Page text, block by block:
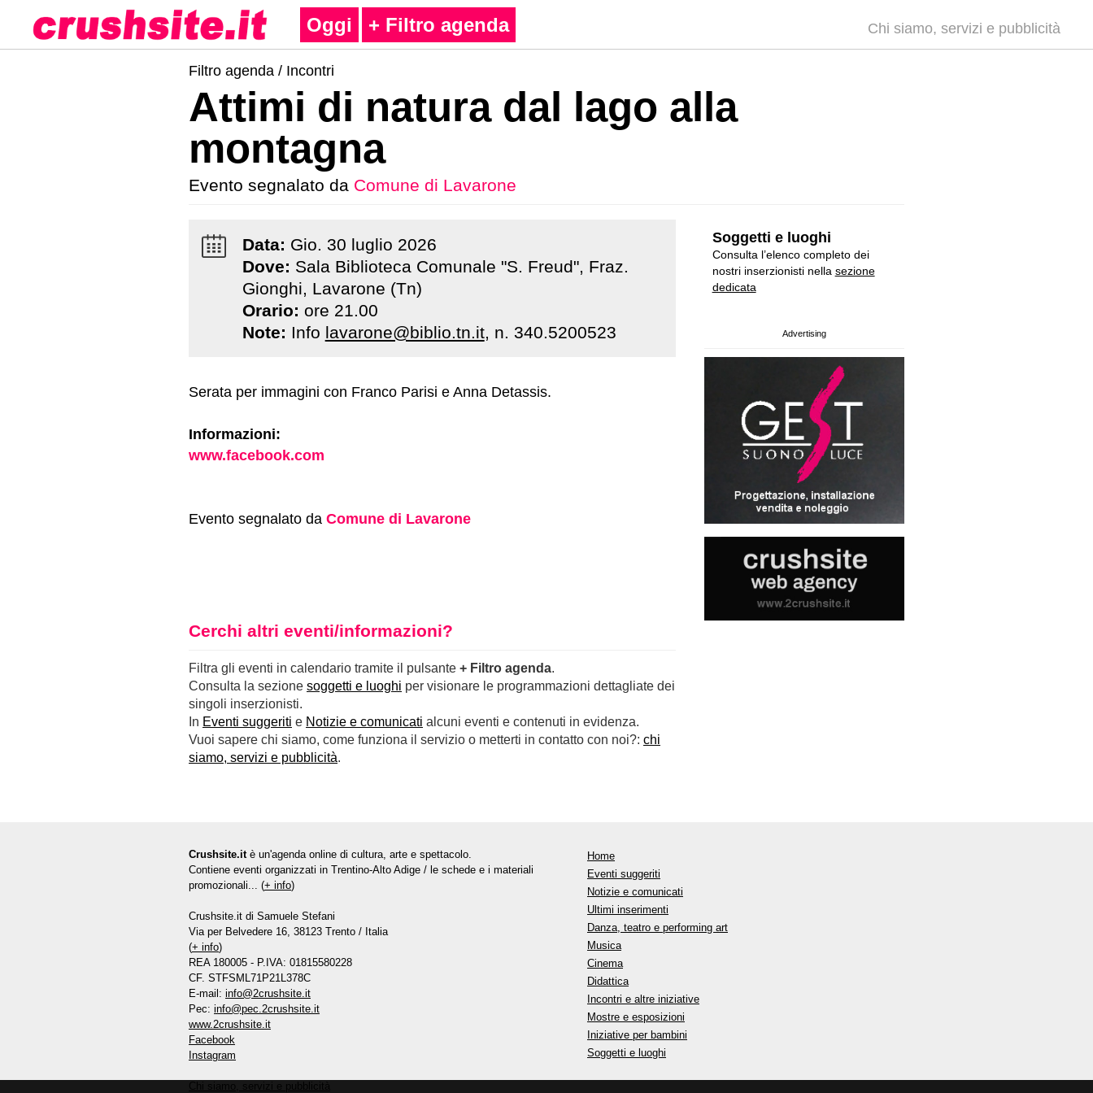
Oggi + Filtro agenda Chi siamo, servizi e pubblicità
Filtro agenda / Incontri
Attimi di natura dal lago alla
montagna
Evento segnalato da Comune di Lavarone
Data: Gio. 30 luglio 2026
Dove: Sala Biblioteca Comunale "S. Freud", Fraz.
Gionghi, Lavarone (Tn)
Orario: ore 21.00
Note: Info lavarone@biblio.tn.it, n. 340.5200523
Serata per immagini con Franco Parisi e Anna Detassis.
Informazioni:
www.facebook.com
Evento segnalato da Comune di Lavarone
Cerchi altri eventi/informazioni?
Filtra gli eventi in calendario tramite il pulsante + Filtro agenda.
Consulta la sezione soggetti e luoghi per visionare le programmazioni dettagliate dei
singoli inserzionisti.
In Eventi suggeriti e Notizie e comunicati alcuni eventi e contenuti in evidenza.
Vuoi sapere chi siamo, come funziona il servizio o metterti in contatto con noi?: chi
siamo, servizi e pubblicità.
Soggetti e luoghi
Consulta l’elenco completo dei
nostri inserzionisti nella sezione
dedicata
Advertising
Crushsite.it è un'agenda online di cultura, arte e spettacolo.
Contiene eventi organizzati in Trentino-Alto Adige / le schede e i materiali
promozionali... (+ info)
Crushsite.it di Samuele Stefani
Via per Belvedere 16, 38123 Trento / Italia
(+ info)
REA 180005 - P.IVA: 01815580228
CF. STFSML71P21L378C
E-mail: info@2crushsite.it
Pec: info@pec.2crushsite.it
www.2crushsite.it
Facebook
Instagram
Home
Eventi suggeriti
Notizie e comunicati
Ultimi inserimenti
Danza, teatro e performing art
Musica
Cinema
Didattica
Incontri e altre iniziative
Mostre e esposizioni
Iniziative per bambini
Soggetti e luoghi